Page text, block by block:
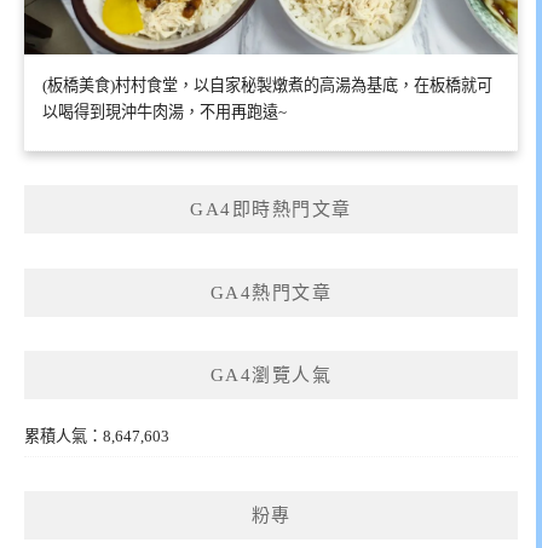
(板橋美食)村村食堂，以自家秘製燉煮的高湯為基底，在板橋就可
以喝得到現沖牛肉湯，不用再跑遠~
GA4即時熱門文章
GA4熱門文章
GA4瀏覽人氣
累積人氣：8,647,603
粉專